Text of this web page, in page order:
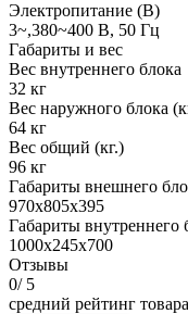
Электропитание (В)
3~,380~400 В, 50 Гц
Габариты и вес
Вес внутреннего блока
32 кг
Вес наружного блока
64 кг
Вес общий (кг.)
96 кг
Габариты внешнего
970x805x395
Габариты
1000x245x700
Отзывы
0/ 5
средний рейтинг товара